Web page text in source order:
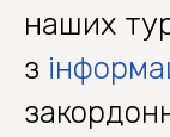
наших
з